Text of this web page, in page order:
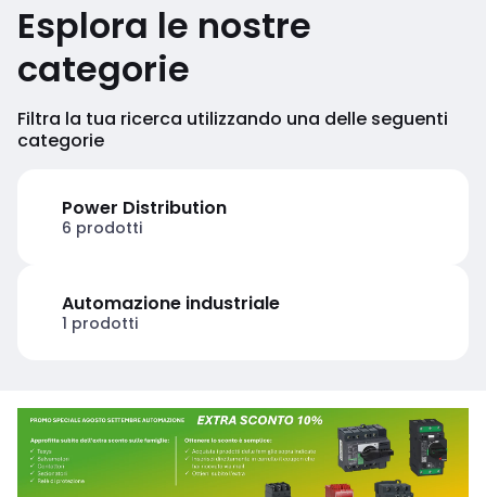
Esplora le nostre
categorie
Filtra la tua ricerca utilizzando una delle seguenti
categorie
Power Distribution
6 prodotti
Automazione industriale
1 prodotti